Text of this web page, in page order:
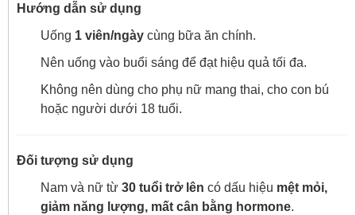
Hướng dẫn sử dụng
Uống 1 viên/ngày cùng bữa ăn chính.
Nên uống vào buổi sáng để đạt hiệu quả tối đa.
Không nên dùng cho phụ nữ mang thai, cho con bú
hoặc người dưới 18 tuổi.
Đối tượng sử dụng
Nam và nữ từ 30 tuổi trở lên có dấu hiệu mệt mỏi,
giảm năng lượng, mất cân bằng hormone.